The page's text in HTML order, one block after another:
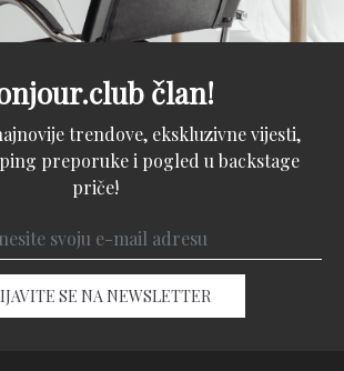
član!
trendove, ekskluzivne vijesti,
preporuke i pogled u backstage
priče!
SE NA NEWSLETTER